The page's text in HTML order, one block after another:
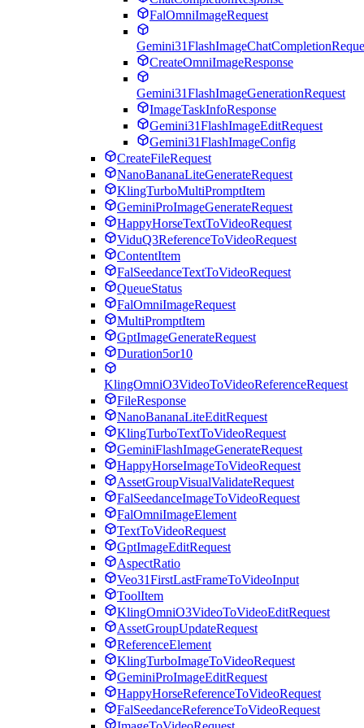
FalOmniImageRequest
CreateOmniImageResponse
Gemini31FlashImageGenerationRequest
ImageTaskInfoResponse
Gemini31FlashImageEditRequest
Gemini31FlashImageConfig
CreateFileRequest
NanoBananaLiteGenerateRequest
KlingTurboMultiPromptItem
GeminiProImageGenerateRequest
HappyHorseTextToVideoRequest
ViduQ3ReferenceToVideoRequest
ContentItem
FalSeedanceTextToVideoRequest
QueueStatus
FalOmniImageRequest
MultiPromptItem
GptImageGenerateRequest
Duration5or10
KlingOmniO3VideoToVideoReferenceRequest
FileResponse
NanoBananaLiteEditRequest
KlingTurboTextToVideoRequest
GeminiFlashImageGenerateRequest
HappyHorseImageToVideoRequest
AssetGroupVisualValidateRequest
FalSeedanceImageToVideoRequest
FalOmniImageElement
TextToVideoRequest
GptImageEditRequest
AspectRatio
Veo31FirstLastFrameToVideoInput
ToolItem
KlingOmniO3VideoToVideoEditRequest
AssetGroupUpdateRequest
ReferenceElement
KlingTurboImageToVideoRequest
GeminiProImageEditRequest
HappyHorseReferenceToVideoRequest
FalSeedanceReferenceToVideoRequest